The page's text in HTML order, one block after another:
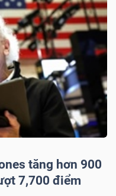
tăng hơn 900
7,700 điểm